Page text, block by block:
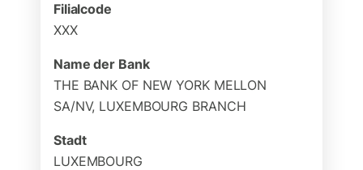
Filialcode
XXX
Name der Bank
THE BANK OF NEW YORK MELLON
SA/NV, LUXEMBOURG BRANCH
Stadt
LUXEMBOURG